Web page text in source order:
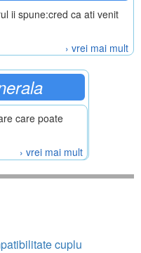
ii spune:cred ca ati venit
› vrei mai mult
care poate
› vrei mai mult
cuplu